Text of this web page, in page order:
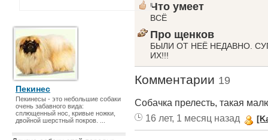
Пекинес
Пекинесы - это небольшие собаки
очень забавного вида:
сплющенный нос, кривые ножки,
двойной шерстный покров. ...
Что умеет
ВСЁ
Про щенков
БЫЛИ ОТ НЕЁ НЕДАВНО.
ИХ!!!
Комментарии 19
Собачка прелесть, такая
16 лет, 1 месяц назад